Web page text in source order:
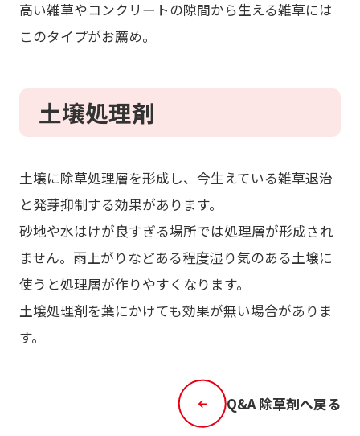
高い雑草やコンクリートの隙間から生える雑草には
このタイプがお薦め。
土壌処理剤
土壌に除草処理層を形成し、今生えている雑草退治
と発芽抑制する効果があります。
砂地や水はけが良すぎる場所では処理層が形成され
ません。雨上がりなどある程度湿り気のある土壌に
使うと処理層が作りやすくなります。
土壌処理剤を葉にかけても効果が無い場合がありま
す。
Q&A 除草剤へ戻る